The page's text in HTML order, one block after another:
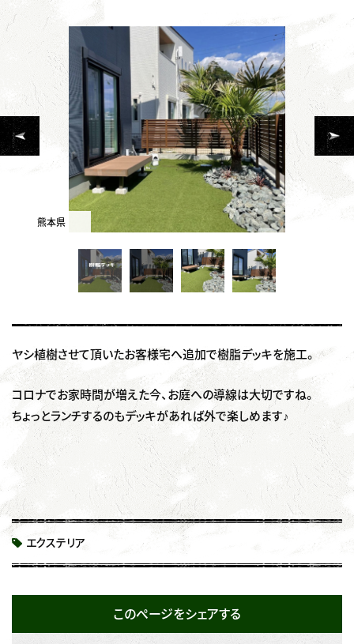
熊本県
ヤシ植樹させて頂いたお客様宅へ追加で樹脂デッキを施工。
コロナでお家時間が増えた今、お庭への導線は大切ですね。
ちょっとランチするのもデッキがあれば外で楽しめます♪
エクステリア
このページをシェアする